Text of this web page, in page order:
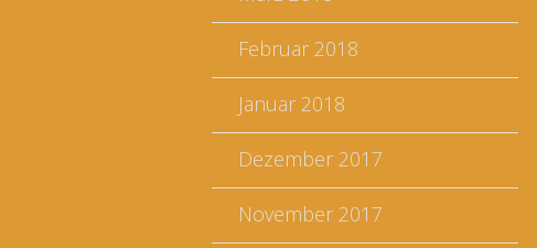
Februar 2018
Januar 2018
Dezember 2017
November 2017